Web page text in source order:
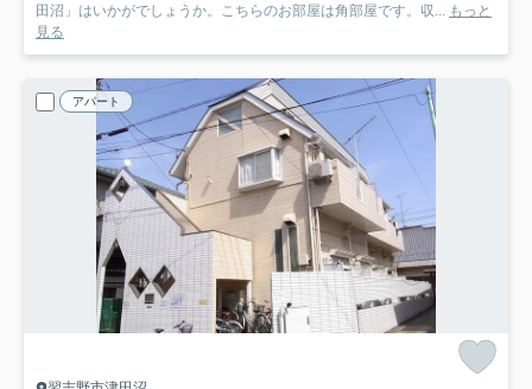
田沼」はいかがでしょうか。こちらのお部屋は角部屋です。収... もっと
見る
アパート